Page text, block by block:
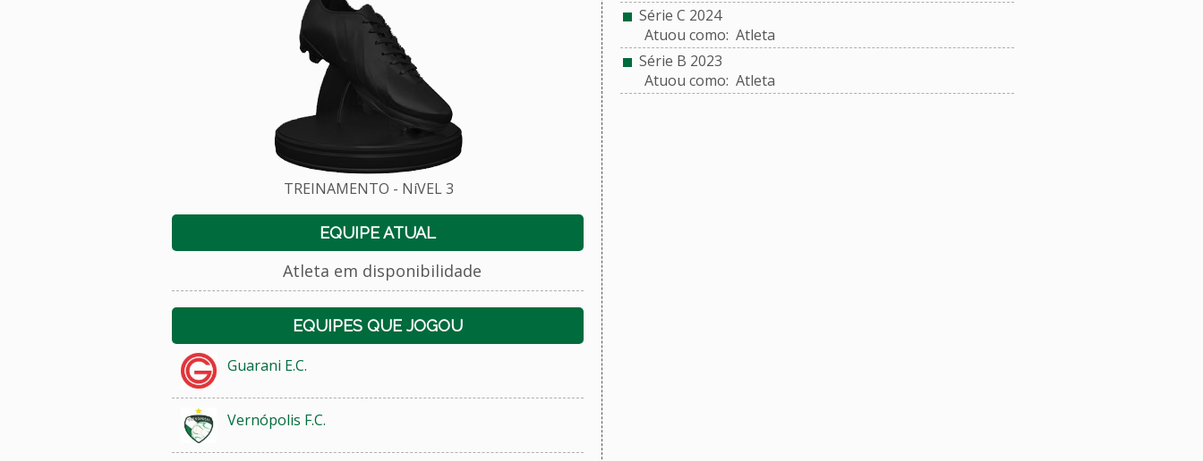
TREINAMENTO - NíVEL 3
EQUIPE ATUAL
Atleta em disponibilidade
EQUIPES QUE JOGOU
Guarani E.C.
Vernópolis F.C.
Série C 2024
Atuou como: Atleta
Série B 2023
Atuou como: Atleta